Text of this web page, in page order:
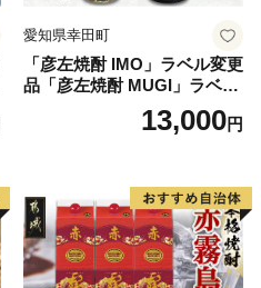
愛知県幸田町
「彦左焼酎 IMO」ラベル変更
品「彦左焼酎 MUGI」ラベル
変更品 飲み比べ セット 合計
2本 720ml×各1本 25度 焼酎
13,000円